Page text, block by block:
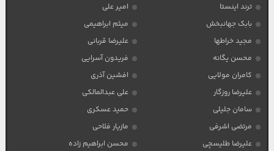
ترند اینستا
امیر علی
بابک جهانبخش
میثم ابراهیمی
مجید خراطها
علیرضا قربانی
محسن یگانه
فریدون آسرایی
کامران مولایی
افشین آذری
علیرضا روزگار
علی عبدالمالکی
سامان جلیلی
حمید عسکری
مرتضی اشرفی
مازیار فلاحی
علیرضا طلیسچی
محسن ابراهیم زاده